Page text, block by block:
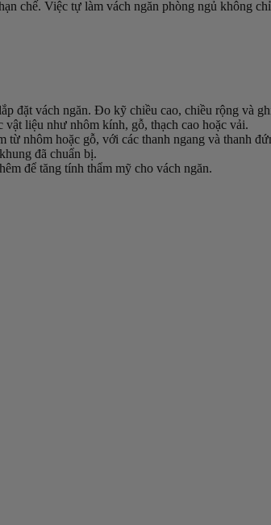
chế. Việc tự làm vách ngăn phòng ngủ không
đặt vách ngăn. Đo kỹ chiều cao, chiều rộng và
vật liệu như nhôm kính, gỗ, thạch cao hoặc vải.
nhôm hoặc gỗ, với các thanh ngang và thanh
đã chuẩn bị.
để tăng tính thẩm mỹ cho vách ngăn.